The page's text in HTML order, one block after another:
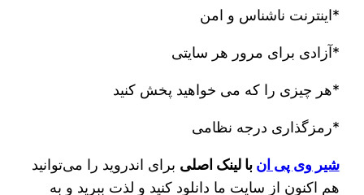
*اینترنت ناشناس و امن
*آزادی برای مرور هر سایتی
*هر چیزی را که می خواهید پخش کنید
*رمزگذاری درجه نظامی
شیر وی پی ان با لینک اصلی برای اندروید را می‌توانید
هم اکنون از سایت ما دانلود کنید و لذت ببرید و به